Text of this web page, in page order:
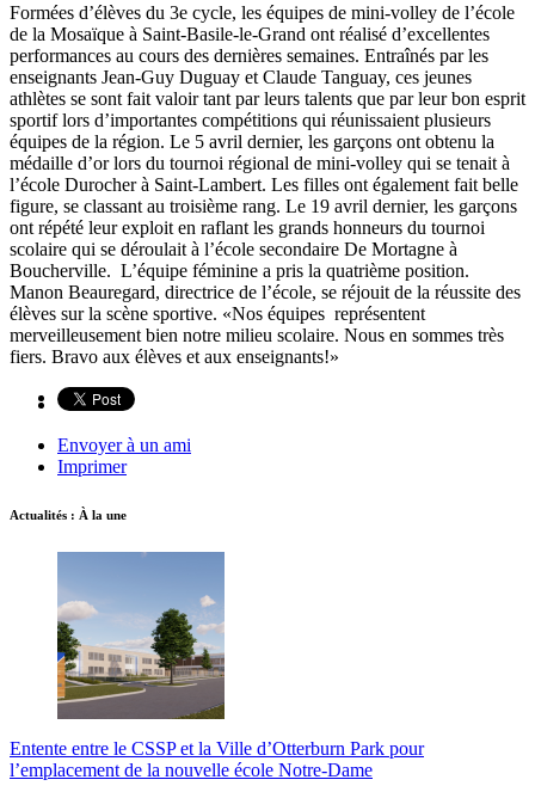
Formées d’élèves du 3e cycle, les équipes de mini-volley de l’école
de la Mosaïque à Saint-Basile-le-Grand ont réalisé d’excellentes
performances au cours des dernières semaines. Entraînés par les
enseignants Jean-Guy Duguay et Claude Tanguay, ces jeunes
athlètes se sont fait valoir tant par leurs talents que par leur bon esprit
sportif lors d’importantes compétitions qui réunissaient plusieurs
équipes de la région. Le 5 avril dernier, les garçons ont obtenu la
médaille d’or lors du tournoi régional de mini-volley qui se tenait à
l’école Durocher à Saint-Lambert. Les filles ont également fait belle
figure, se classant au troisième rang. Le 19 avril dernier, les garçons
ont répété leur exploit en raflant les grands honneurs du tournoi
scolaire qui se déroulait à l’école secondaire De Mortagne à
Boucherville. L’équipe féminine a pris la quatrième position.
Manon Beauregard, directrice de l’école, se réjouit de la réussite des
élèves sur la scène sportive. «Nos équipes représentent
merveilleusement bien notre milieu scolaire. Nous en sommes très
fiers. Bravo aux élèves et aux enseignants!»
Envoyer à un ami
Imprimer
Actualités : À la une
Entente entre le CSSP et la Ville d’Otterburn Park pour
l’emplacement de la nouvelle école Notre-Dame